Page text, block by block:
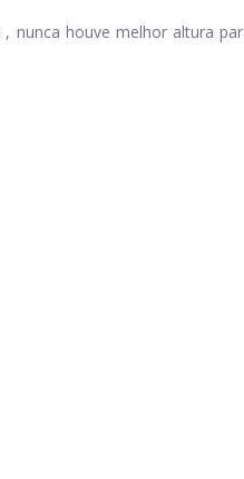
, nunca houve melhor altura